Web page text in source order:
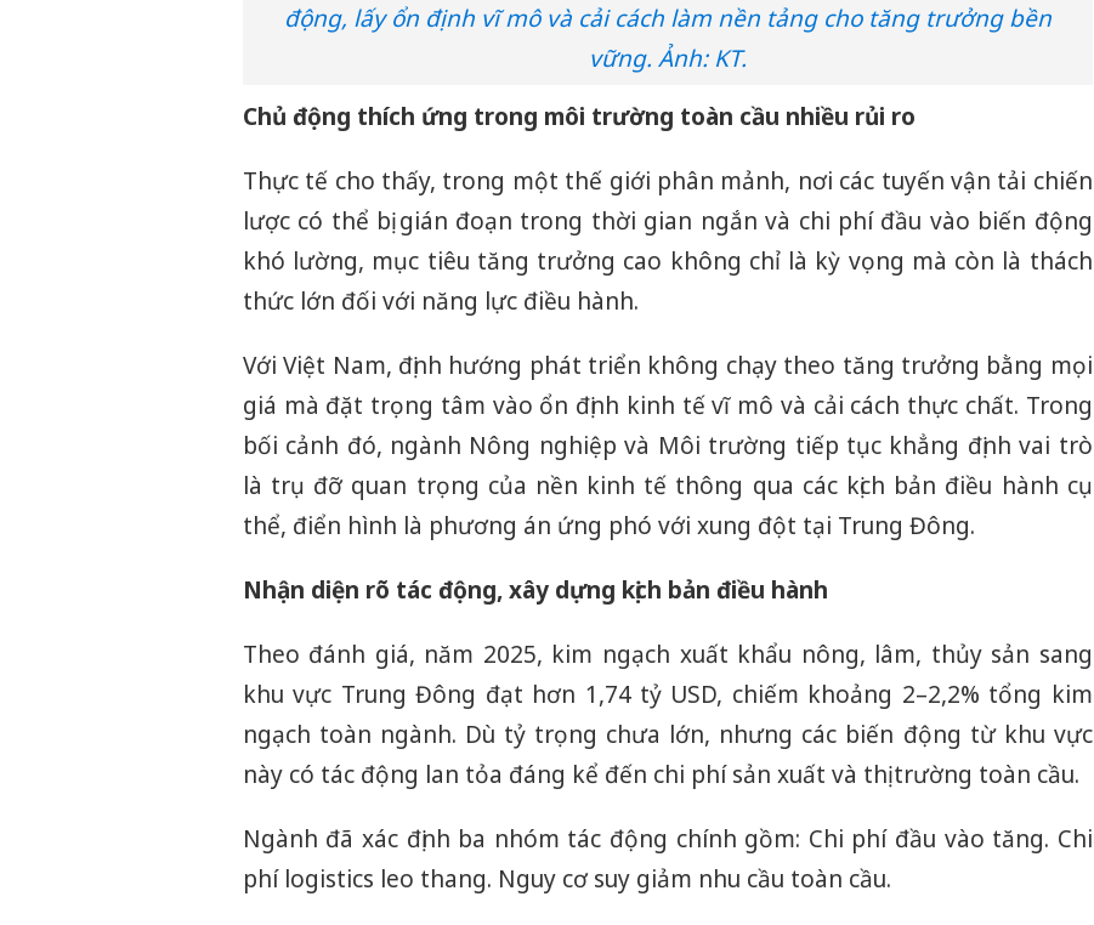
động, lấy ổn định vĩ mô và cải cách làm nền tảng cho tăng trưởng bền
vững. Ảnh: KT.
Chủ động thích ứng trong môi trường toàn cầu nhiều rủi ro
Thực tế cho thấy, trong một thế giới phân mảnh, nơi các tuyến vận tải chiến
lược có thể bị gián đoạn trong thời gian ngắn và chi phí đầu vào biến động
khó lường, mục tiêu tăng trưởng cao không chỉ là kỳ vọng mà còn là thách
thức lớn đối với năng lực điều hành.
Với Việt Nam, định hướng phát triển không chạy theo tăng trưởng bằng mọi
giá mà đặt trọng tâm vào ổn định kinh tế vĩ mô và cải cách thực chất. Trong
bối cảnh đó, ngành Nông nghiệp và Môi trường tiếp tục khẳng định vai trò
là trụ đỡ quan trọng của nền kinh tế thông qua các kịch bản điều hành cụ
thể, điển hình là phương án ứng phó với xung đột tại Trung Đông.
Nhận diện rõ tác động, xây dựng kịch bản điều hành
Theo đánh giá, năm 2025, kim ngạch xuất khẩu nông, lâm, thủy sản sang
khu vực Trung Đông đạt hơn 1,74 tỷ USD, chiếm khoảng 2–2,2% tổng kim
ngạch toàn ngành. Dù tỷ trọng chưa lớn, nhưng các biến động từ khu vực
này có tác động lan tỏa đáng kể đến chi phí sản xuất và thị trường toàn cầu.
Ngành đã xác định ba nhóm tác động chính gồm: Chi phí đầu vào tăng. Chi
phí logistics leo thang. Nguy cơ suy giảm nhu cầu toàn cầu.